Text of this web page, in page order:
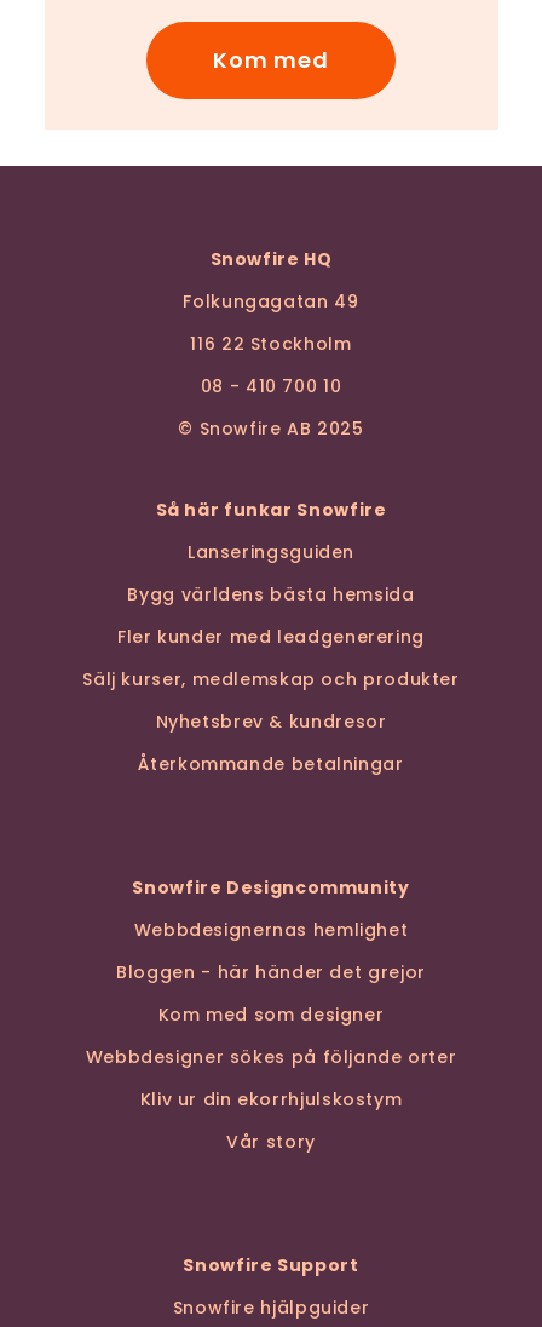
Kom med
Snowfire HQ
Folkungagatan 49
116 22 Stockholm
08 - 410 700 10
© Snowfire AB 2025
Så här funkar Snowfire
Lanseringsguiden
Bygg världens bästa hemsida
Fler kunder med leadgenerering
Sälj kurser, medlemskap och produkter
Nyhetsbrev & kundresor
Återkommande betalningar
Snowfire Designcommunity
Webbdesignernas hemlighet
Bloggen - här händer det grejor
Kom med som designer
Webbdesigner sökes på följande orter
Kliv ur din ekorrhjulskostym
Vår story
Snowfire Support
Snowfire hjälpguider